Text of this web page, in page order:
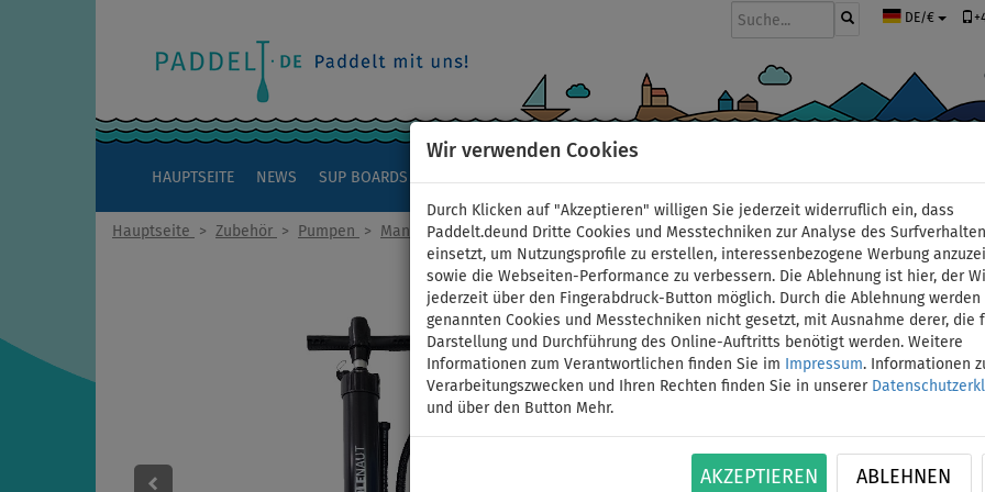
Wir verwenden Cookies
Durch Klicken auf "Akzeptieren" willigen Sie jederzeit widerruflich ein, dass
Paddelt.deund Dritte Cookies und Messtechniken zur Analyse des
einsetzt, um Nutzungsprofile zu erstellen, interessenbezogene Werbung
sowie die Webseiten-Performance zu verbessern. Die Ablehnung ist hier, der
jederzeit über den Fingerabdruck-Button möglich. Durch die Ablehnung werden
genannten Cookies und Messtechniken nicht gesetzt, mit Ausnahme derer, die
Darstellung und Durchführung des Online-Auftritts benötigt werden. Weitere
Informationen zum Verantwortlichen finden Sie im
Impressum. Informationen
Verarbeitungszwecken und Ihren Rechten finden Sie in unserer
und über den Button Mehr.
AKZEPTIEREN ABLEHNEN
DE/€
HAUPTSEITE NEWS SUP BOARDS
Hauptseite > Zubehör > Pumpen > Manuelle
Pumpe PADDLENAUT
universale Pumpe für
Double-Action (Doppelhub) Hochdruckpumpe
Kajaks. Die Pumpe enthält ein Manometer zur